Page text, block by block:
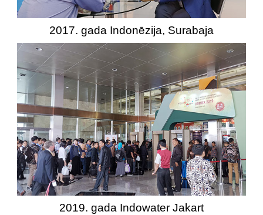
2017. gada Indonēzija, Surabaja
2019. gada Indowater Jakart